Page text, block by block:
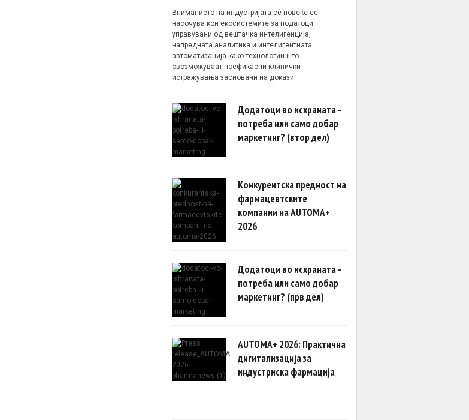
Вниманието на индустријата сè повеќе се
насочува кон екосистемите за податоци
управувани од вештачка интелигенција,
напредната аналитика и интелигентната
автоматизација како технологии што
овозможуваат поефикасни клинички
истражувања засновани на докази.
Додатоци во исхраната –
потреба или само добар
маркетинг? (втор дел)
Конкурентска предност на
фармацевтските
компании на AUTOMA+
2026
Додатоци во исхраната –
потреба или само добар
маркетинг? (прв дел)
AUTOMA+ 2026: Практична
дигитализација за
индустриска фармација